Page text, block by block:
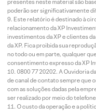
presentes neste material são
poderão ser significativamente
Este relatório é destinado à
relacionamento da XP
investimentos da XP e clientes
da XP. Fica proibida sua
no todo ou em parte, qualquer
consentimento expresso da XP
0800 77 20202. A Ouvidoria
de canal de contato sempre que
com as soluções dadas pela
ser realizado por meio do
O custo da operação e a